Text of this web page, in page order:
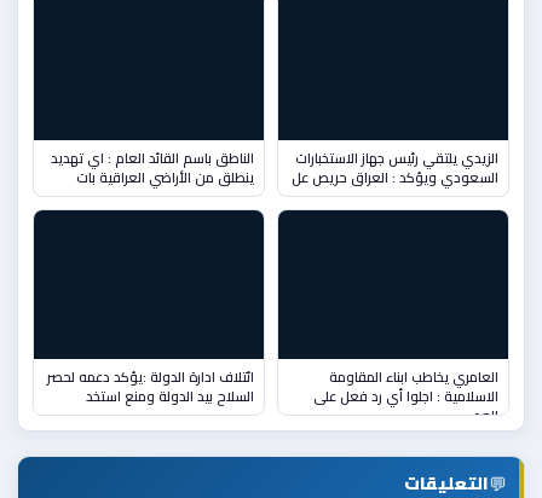
الزيدي يلتقي رئيس جهاز الاستخبارات
السعودي ويؤكد : العراق حريص عل
الناطق باسم القائد العام : اي تهديد
ينطلق من الأراضي العراقية بات
العامري يخاطب ابناء المقاومة
الاسلامية : اجلوا أي رد فعل على
العد
ائتلاف ادارة الدولة :يؤكد دعمه لحصر
السلاح بيد الدولة ومنع استخد
💬التعليقات